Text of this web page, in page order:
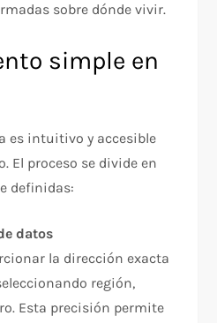
sobre dónde vivir.
simple en
es intuitivo y accesible
El proceso se divide en
definidas:
datos
la dirección exacta
región,
Esta precisión permite